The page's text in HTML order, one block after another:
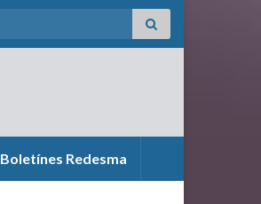
Boletínes Redesma